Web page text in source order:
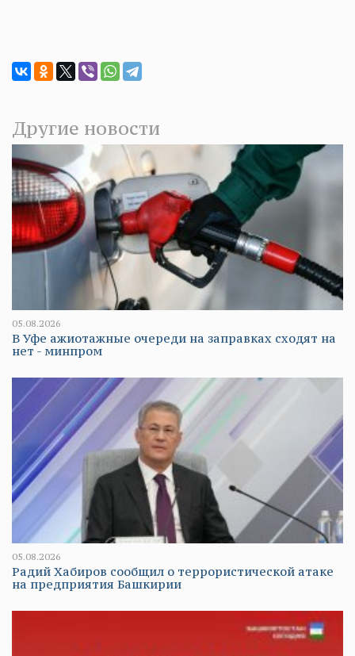
Другие новости
05.08.2026
В Уфе ажиотажные очереди на заправках сходят на
нет - минпром
05.08.2026
Радий Хабиров сообщил о террористической атаке
на предприятия Башкирии